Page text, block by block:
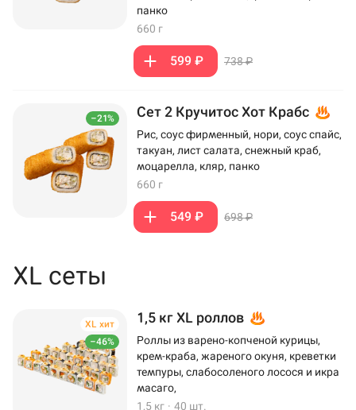
панко
660 г
599 ₽ 738 ₽
–21% Сет 2 Кручитос Хот Крабс
Рис, соус фирменный, нори, соус спайс,
такуан, лист салата, снежный краб,
моцарелла, кляр, панко
660 г
549 ₽ 698 ₽
XL сеты
–46%
XL хит 1,5 кг XL роллов
Роллы из варено-копченой курицы,
крем-краба, жареного окуня, креветки
темпуры, слабосоленого лосося и икра
масаго,
1,5 кг · 40 шт.